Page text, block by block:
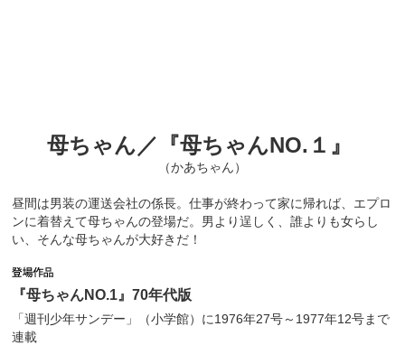
母ちゃん／『母ちゃんNO.１』
（かあちゃん）
昼間は男装の運送会社の係長。仕事が終わって家に帰れば、エプロ
ンに着替えて母ちゃんの登場だ。男より逞しく、誰よりも女らし
い、そんな母ちゃんが大好きだ！
『母ちゃんNO.1』70年代版
「週刊少年サンデー」（小学館）に1976年27号～1977年12号まで
連載